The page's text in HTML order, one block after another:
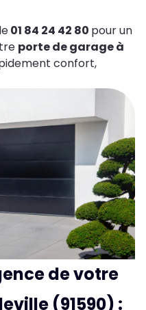
01 84 24 42 80 pour un
porte de garage à
confort,
de votre
(91590) :